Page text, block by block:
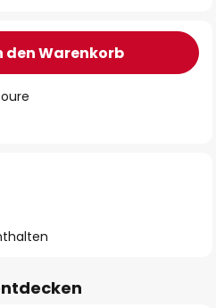
den Warenkorb